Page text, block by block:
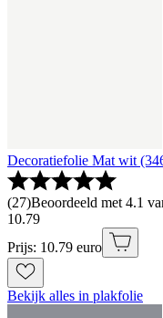
Decoratiefolie Mat wit
(27)Beoordeeld met 4.1
10.79
Prijs: 10.79 euro
Bekijk alles in plakfolie